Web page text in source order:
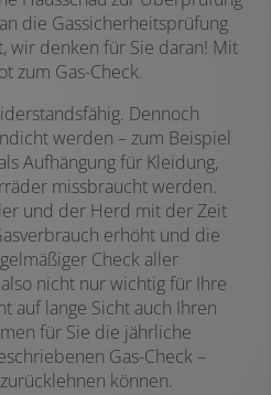
die Gassicherheitsprüfung
wir denken für Sie daran! Mit
zum Gas-Check.
Dennoch
werden – zum Beispiel
Aufhängung für Kleidung,
missbraucht werden.
und der Herd mit der Zeit
erhöht und die
Check aller
nicht nur wichtig für Ihre
auf lange Sicht auch Ihren
für Sie die jährliche
Gas-Check –
können.